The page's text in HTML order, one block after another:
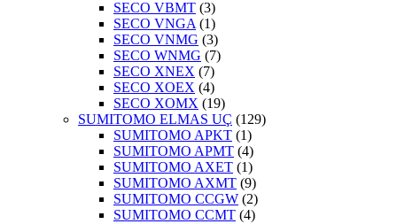
SECO VBMT (3)
SECO VNGA (1)
SECO VNMG (3)
SECO WNMG (7)
SECO XNEX (7)
SECO XOEX (4)
SECO XOMX (19)
SUMITOMO ELMAS UÇ (129)
SUMITOMO APKT (1)
SUMITOMO APMT (4)
SUMITOMO AXET (1)
SUMITOMO AXMT (9)
SUMITOMO CCGW (2)
SUMITOMO CCMT (4)